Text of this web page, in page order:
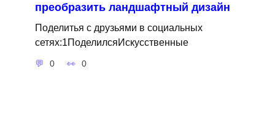
преобразить ландшафтный дизайн
Поделитья с друзьями в социальных
сетях:1ПоделилсяИскусственные
0 0